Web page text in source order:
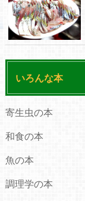
いろんな本
寄生虫の本
和食の本
魚の本
調理学の本